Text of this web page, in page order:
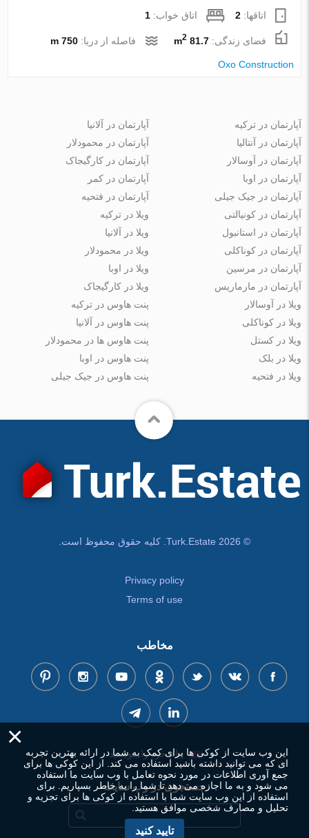
اتاقها:2 اتاق خواب:1
فضای زندگی:81.7 m
2 فاصله از دریا:750 m
Oxo Construction
آپارتمان در ترکیه
آپارتمان در آنتالیا
آپارتمان در آوسالار
آپارتمان در اوبا
آپارتمان در جیک جیلی
آپارتمان در آلانیا
آپارتمان در محمودلار
آپارتمان در کارگیجاک
آپارتمان در کمر
آپارتمان در فتحیه
آپارتمان در کونیالتی
آپارتمان در استانبول
آپارتمان در کوناکلی
آپارتمان در مرسین
آپارتمان در مارماریس
ویلا در ترکیه
ویلا در آلانیا
ویلا در محمودلار
ویلا در اوبا
ویلا در کارگیجاک
ویلا در آوسالار
ویلا در کوناکلی
ویلا در کستل
ویلا در بلک
ویلا در فتحیه
پنت هاوس در ترکیه
پنت هاوس در آلانیا
پنت هاوس ها در محمودلار
پنت هاوس در اوبا
پنت هاوس در جیک جیلی
© Turk.Estate 2026. کلیه حقوق محفوظ است.
Privacy policy
Terms of use
مخاطب
پیام خود را بنویسید
جستجوی در وب سایت
×
این وب سایت از کوکی ها برای کمک به شما در ارائه بهترین تجربه
ای که می توانید داشته باشید استفاده می کند. از این کوکی ها برای
جمع آوری اطلاعات در مورد نحوه تعامل با وب سایت ما استفاده
می شود و به ما اجازه می دهد تا شما را به خاطر بسپاریم. برای
استفاده از این وب سایت شما با استفاده از کوکی ها برای تجزیه و
تحلیل و مصارف شخصی موافق هستید.
تایید کنید